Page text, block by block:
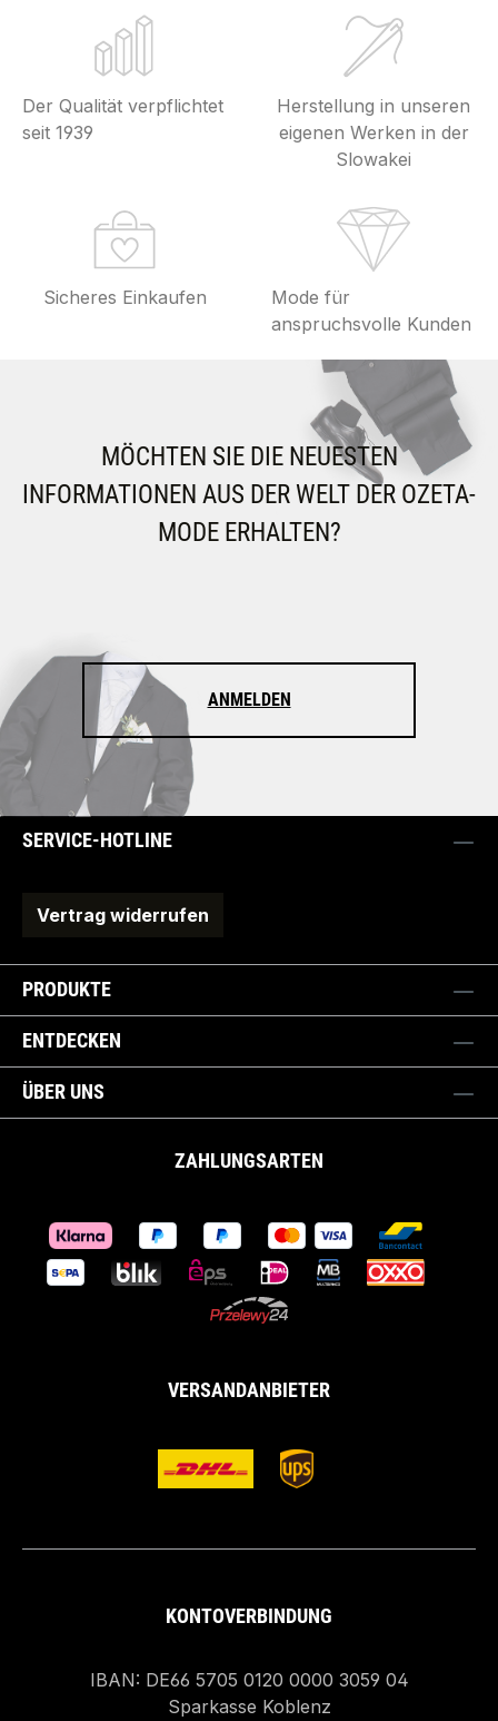
Der Qualität verpflichtet
seit 1939
Herstellung in unseren
eigenen Werken in der
Slowakei
Sicheres Einkaufen
Mode für
anspruchsvolle Kunden
MÖCHTEN SIE DIE NEUESTEN
INFORMATIONEN AUS DER WELT DER OZETA-
MODE ERHALTEN?
ANMELDEN
SERVICE-HOTLINE
Vertrag widerrufen
PRODUKTE
ENTDECKEN
ÜBER UNS
ZAHLUNGSARTEN
VERSANDANBIETER
KONTOVERBINDUNG
IBAN: DE66 5705 0120 0000 3059 04
Sparkasse Koblenz